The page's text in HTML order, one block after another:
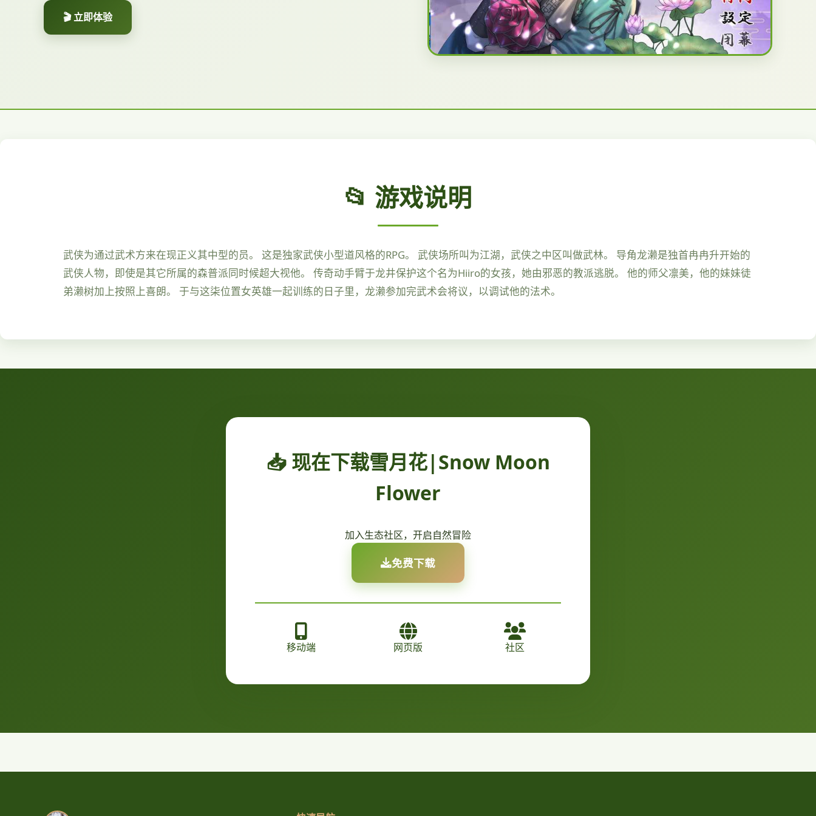
🎬 立即体验
📂 游戏说明
武侠为通过武术方来在现正义其中型的员。 这是独家武侠小型道风格的RPG。 武侠场所叫为江湖，武侠之中区叫做武林。 导角龙濑是独首冉冉升开始的
武侠人物，即使是其它所属的森普派同时候超大视他。 传奇动手臂于龙井保护这个名为Hiiro的女孩，她由邪恶的教派逃脱。 他的师父凛美，他的妹妹徒
弟濑树加上按照上喜朗。 于与这柒位置女英雄一起训练的日子里，龙濑参加完武术会将议，以调试他的法术。
📥 现在下载雪月花|Snow Moon
Flower
加入生态社区，开启自然冒险
免费下载
移动端 网页版 社区